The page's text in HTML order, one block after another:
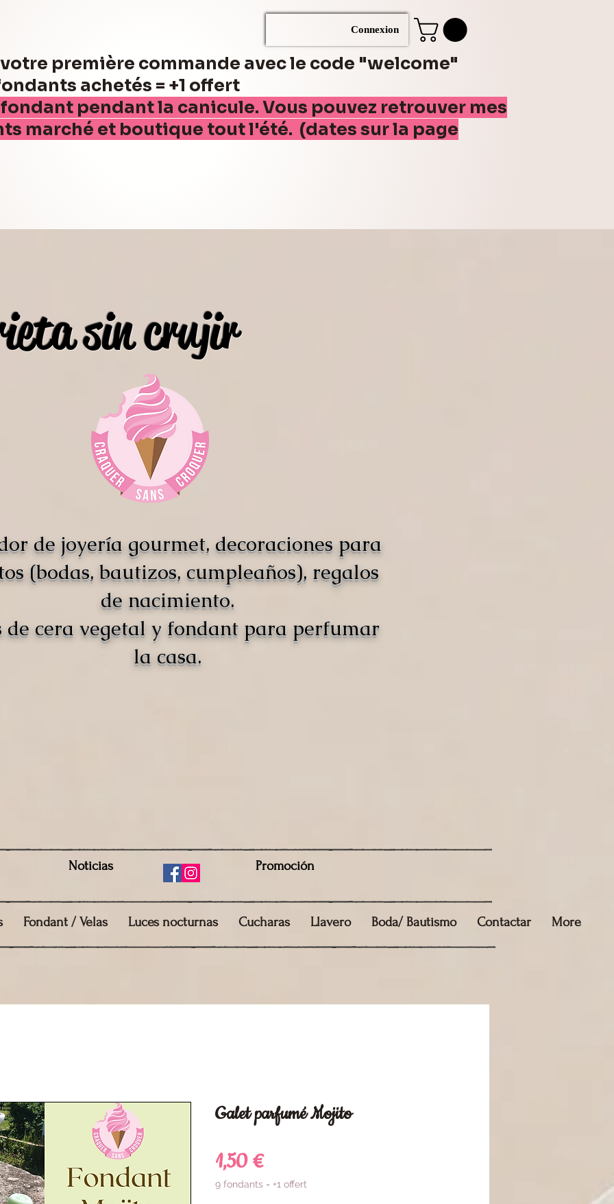
Connexion
première commande avec le code "welcome"
achetés = +1 offert
pendant la canicule. Vous pouvez retrouver mes
marché et boutique tout l'été. (dates sur la page
sin crujir
de joyería gourmet, decoraciones para
(bodas, bautizos, cumpleaños), regalos
de nacimiento.
de cera vegetal y fondant para perfumar
la casa.
Noticias Promoción
Fondant / Velas Luces nocturnas Cucharas Llavero Boda/ Bautismo Contactar More
Galet parfumé Mojito
1,50 €Precio
9 fondants = +1 offert